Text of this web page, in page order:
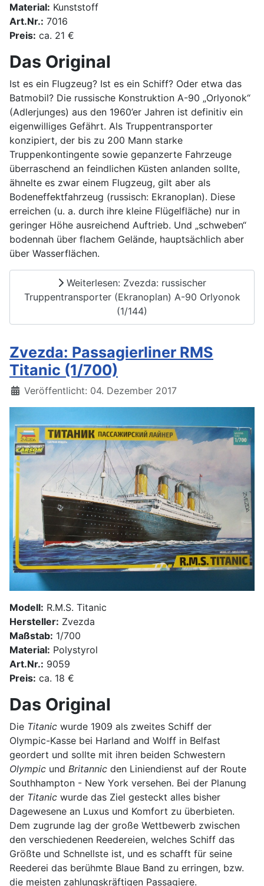
Material: Kunststoff
Art.Nr.: 7016
Preis: ca. 21 €
Das Original
Ist es ein Flugzeug? Ist es ein Schiff? Oder etwa das
Batmobil? Die russische Konstruktion A-90 „Orlyonok“
(Adlerjunges) aus den 1960’er Jahren ist definitiv ein
eigenwilliges Gefährt. Als Truppentransporter
konzipiert, der bis zu 200 Mann starke
Truppenkontingente sowie gepanzerte Fahrzeuge
überraschend an feindlichen Küsten anlanden sollte,
ähnelte es zwar einem Flugzeug, gilt aber als
Bodeneffektfahrzeug (russisch: Ekranoplan). Diese
erreichen (u. a. durch ihre kleine Flügelfläche) nur in
geringer Höhe ausreichend Auftrieb. Und „schweben“
bodennah über flachem Gelände, hauptsächlich aber
über Wasserflächen.
Weiterlesen: Zvezda: russischer
Truppentransporter (Ekranoplan) A-90 Orlyonok
(1/144)
Zvezda: Passagierliner RMS
Titanic (1/700)
Details
Veröffentlicht: 04. Dezember 2017
Modell: R.M.S. Titanic
Hersteller: Zvezda
Maßstab: 1/700
Material: Polystyrol
Art.Nr.: 9059
Preis: ca. 18 €
Das Original
Die Titanic wurde 1909 als zweites Schiff der
Olympic-Kasse bei Harland and Wolff in Belfast
geordert und sollte mit ihren beiden Schwestern
Olympic und Britannic den Liniendienst auf der Route
Southhampton - New York versehen. Bei der Planung
der Titanic wurde das Ziel gesteckt alles bisher
Dagewesene an Luxus und Komfort zu überbieten.
Dem zugrunde lag der große Wettbewerb zwischen
den verschiedenen Reedereien, welches Schiff das
Größte und Schnellste ist, und es schafft für seine
Reederei das berühmte Blaue Band zu erringen, bzw.
die meisten zahlungskräftigen Passagiere.